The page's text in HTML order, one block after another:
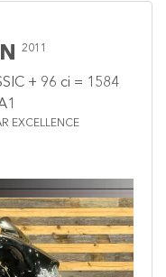
2011
+ 96 ci = 1584
EXCELLENCE